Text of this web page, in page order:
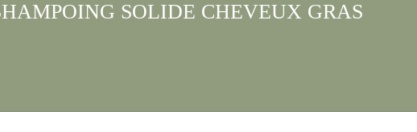
SOLIDE CHEVEUX GRAS